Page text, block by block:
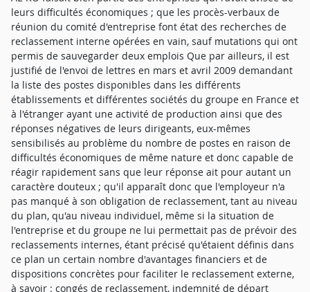
leurs difficultés économiques ; que les procès-verbaux de
réunion du comité d'entreprise font état des recherches de
reclassement interne opérées en vain, sauf mutations qui ont
permis de sauvegarder deux emplois Que par ailleurs, il est
justifié de l'envoi de lettres en mars et avril 2009 demandant
la liste des postes disponibles dans les différents
établissements et différentes sociétés du groupe en France et
à l'étranger ayant une activité de production ainsi que des
réponses négatives de leurs dirigeants, eux-mêmes
sensibilisés au problème du nombre de postes en raison de
difficultés économiques de même nature et donc capable de
réagir rapidement sans que leur réponse ait pour autant un
caractère douteux ; qu'il apparaît donc que l'employeur n'a
pas manqué à son obligation de reclassement, tant au niveau
du plan, qu'au niveau individuel, même si la situation de
l'entreprise et du groupe ne lui permettait pas de prévoir des
reclassements internes, étant précisé qu'étaient définis dans
ce plan un certain nombre d'avantages financiers et de
dispositions concrètes pour faciliter le reclassement externe,
à savoir : congés de reclassement, indemnité de départ